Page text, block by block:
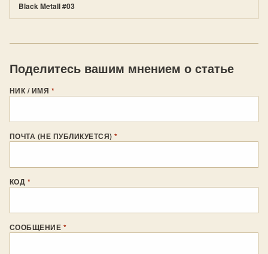
Black Metall #03
Поделитесь вашим мнением о статье
НИК / ИМЯ *
ПОЧТА (НЕ ПУБЛИКУЕТСЯ)*
КОД *
СООБЩЕНИЕ *